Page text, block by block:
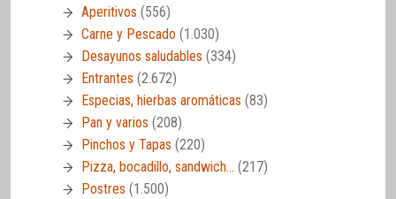
Aperitivos (556)
Carne y Pescado (1.030)
Desayunos saludables (334)
Entrantes (2.672)
Especias, hierbas aromáticas (83)
Pan y varios (208)
Pinchos y Tapas (220)
Pizza, bocadillo, sandwich… (217)
Postres (1.500)